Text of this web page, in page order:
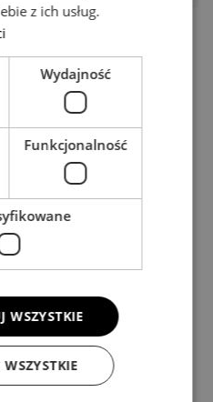
z ich usług.
Wydajność
Funkcjonalność
WSZYSTKIE
WSZYSTKIE